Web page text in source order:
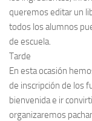
queremos editar un
todos los alumnos
de escuela.
Tarde
En esta ocasión
de inscripción de los
bienvenida e ir
organizaremos